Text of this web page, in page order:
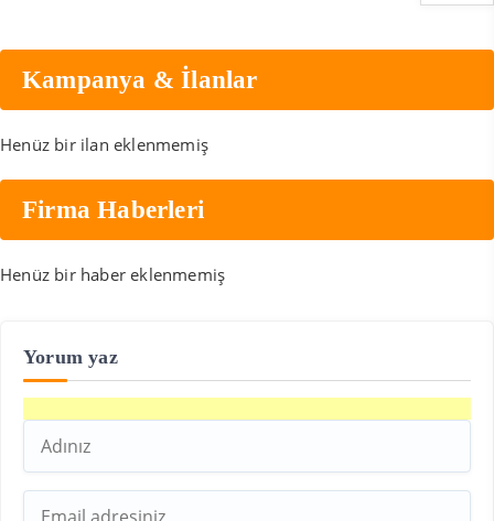
Kampanya & İlanlar
Henüz bir ilan eklenmemiş
Firma Haberleri
Henüz bir haber eklenmemiş
Yorum yaz